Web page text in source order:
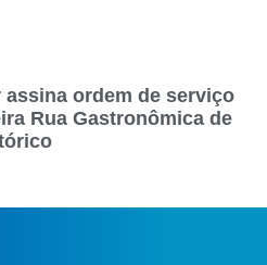
ordem de serviço
Rua Gastronômica de